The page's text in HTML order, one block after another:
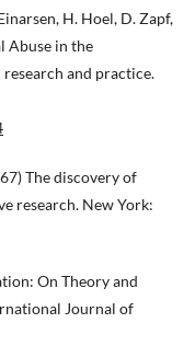
H. Hoel, D. Zapf,
Abuse in the
and practice.
The discovery of
research. New York:
On Theory and
Journal of